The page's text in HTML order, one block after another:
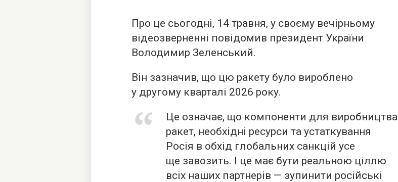
Про це сьогодні, 14 травня, у своєму вечірньому
відеозверненні повідомив президент України
Володимир Зеленський.
Він зазначив, що цю ракету було вироблено
у другому кварталі 2026 року.
Це означає, що компоненти для виробництва
ракет, необхідні ресурси та устаткування
Росія в обхід глобальних санкцій усе
ще завозить. І це має бути реальною ціллю
всіх наших партнерів — зупинити російські